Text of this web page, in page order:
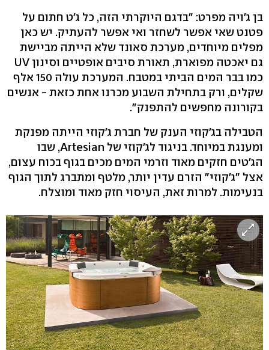
בן ג'ויה מפרט: "בדגם היוקרתי הזה, כל ג'ט חתום על
פטנט שאי אפשר לשחזר ואי אפשר להעתיק. יש כאן
מפלים מיוחדים, מערכת סאונד שלא הייתה מביישת
גם יאכטה מפוארת, תאורת סיבים אופטיים וסינון UV
כמו בבר המים הביתי במטבח. המערכת עולה 150 אלף
שקלים, ורק בתחילת השבוע מכרנו אחת כזאת - אנשים
בקורונה מחפשים להתפנק".
הטבילה בג'קוזי הענק של חברת ג'קוזי הייתה מפנקת
ומענגת במיוחד. בניגוד לג'קוזי של Artesian, שבו
הג'טים חזקים מאוד וזרמי המים מכים בגוף בכוח עצום,
אצל "ג'קוזי" הזרם עדין יותר, מלטף ומתברג לתוך הגוף
בנעימות. למרות זאת, העיסוי חזק מאוד ומוצלח.